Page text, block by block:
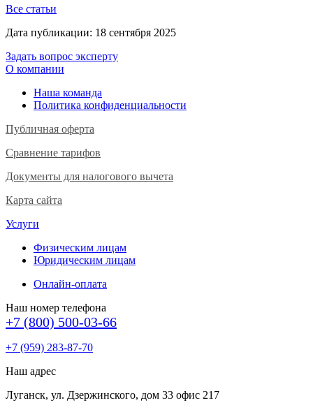
Все статьи
Дата публикации: 18 сентября 2025
Задать вопрос эксперту
О компании
Наша команда
Политика конфиденциальности
Публичная оферта
Сравнение тарифов
Документы для налогового вычета
Карта сайта
Услуги
Физическим лицам
Юридическим лицам
Онлайн-оплата
Наш номер телефона
+7 (800) 500-03-66
+7 (959) 283-87-70
Наш адрес
Луганск, ул. Дзержинского, дом 33 офис 217